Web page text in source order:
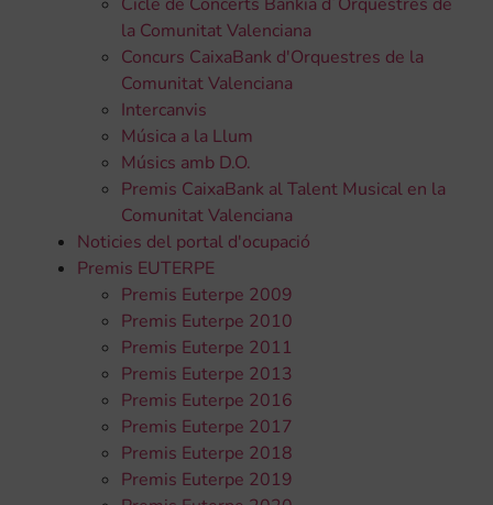
la Comunitat Valenciana
Concurs CaixaBank d'Orquestres de la
Comunitat Valenciana
Intercanvis
Música a la Llum
Músics amb D.O.
Premis CaixaBank al Talent Musical en la
Comunitat Valenciana
Noticies del portal d'ocupació
Premis EUTERPE
Premis Euterpe 2009
Premis Euterpe 2010
Premis Euterpe 2011
Premis Euterpe 2013
Premis Euterpe 2016
Premis Euterpe 2017
Premis Euterpe 2018
Premis Euterpe 2019